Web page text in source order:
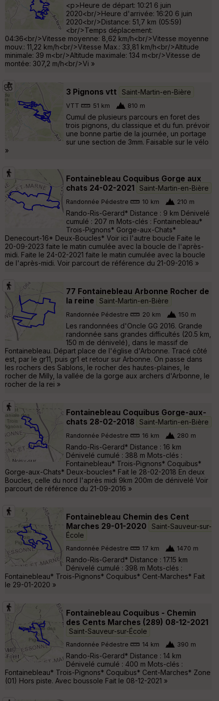
<p>Heure de départ: 10:21 6 juin
2020<br/>Heure d'arrivée: 16:20 6 juin
2020<br/>Distance: 51,7 km (05:59)
<br/>Temps déplacement:
04:36<br/>Vitesse moyenne: 8,62 km/h<br/>Vitesse moyenne
mouv.: 11,22 km/h<br/>Vitesse Max.: 33,81 km/h<br/>Altitude
minimale: 39 m<br/>Altitude maximale: 134 m<br/>Vitesse de
montée: 307,2 m/h<br/>Vi »
3 Pignons vtt Saint-Martin-en-Bière
VTT 51 km 810 m
Cumul de plusieurs parcours en foret des
trois pignons, du classique et du fun. prévoir
une bonne partie de la journée, un portage
sur une section de 3mm. Faisable sur le vélo
»
Fontainebleau Coquibus Gorge aux
chats 24-02-2021
Saint-Martin-en-Bière
Randonnée Pédestre 10 km 210 m
Rando-Ris-Gerard* Distance : 9 km Dénivelé
cumulé : 207 m Mots-clés : Fontainebleau*
Trois-Pignons* Gorge-aux-Chats*
Denecourt-16* Deux-Boucles* Voir ici l'autre boucle Faite le
20-09-2023 faite le matin cumulée avec la boucle de l'après-
midi. Faite le 24-02-2021 faite le matin cumulée avec la boucle
de l'après-midi. Voir parcourt de référence du 21-09-2016 »
77 Fontainebleau Arbonne Rocher de
la reine
Saint-Martin-en-Bière
Randonnée Pédestre 20 km 150 m
Les randonnées d'Oncle GG 2016. Grande
randonnée sans grandes difficultés (20.5 km,
150 m de dénivelé), dans le massif de
Fontainebleau. Départ place de l'église d'Arbonne. Tracé côté
est, par le gr11, puis gr1 et retour sur Arbonne. On passe dans
les rochers des Sablons, le rocher des hautes-plaines, le
rocher de Milly, la vallée de la gorge aux archers d'Arbonne, le
rocher de la rei »
Fontainebleau Coquibus Gorge-aux-
chats 28-02-2018
Saint-Martin-en-Bière
Randonnée Pédestre 16 km 280 m
Rando-Ris-Gerard* Distance : 16 km
Dénivelé cumulé : 388 m Mots-clés :
Fontainebleau* Trois-Pignons* Coquibus*
Gorge-aux-Chats* Deux-boucles* Fait le 28-02-2018 En deux
Boucles, celle du nord l'après midi 9km 200m de dénivelé Voir
parcourt de référence du 21-09-2016 »
Fontainebleau Chemin des Cent
Marches 29-01-2020
Saint-Sauveur-sur-
École
Randonnée Pédestre 17 km 1470 m
Rando-Ris-Gerard* Distance : 17.15 km
Dénivelé cumulé : 398 m Mots-clés :
Fontainebleau* Trois-Pignons* Coquibus* Cent-Marches* Fait
le 29-01-2020 »
Fontainebleau Coquibus - Chemin
des Cents Marches (289) 08-12-2021
Saint-Sauveur-sur-École
Randonnée Pédestre 14 km 390 m
Rando-Ris-Gerard* Distance : 14 km
Dénivelé cumulé : 400 m Mots-clés :
Fontainebleau* Trois-Pignons* Coquibus* Cent-Marches* Zone
(01) Hors piste. Avec boussole Fait le 08-12-2021 »